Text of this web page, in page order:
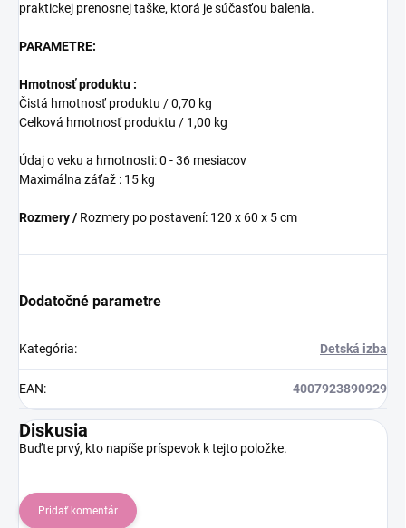
praktickej prenosnej taške, ktorá je súčasťou balenia.
PARAMETRE:
Hmotnosť produktu :
Čistá hmotnosť produktu / 0,70 kg
Celková hmotnosť produktu / 1,00 kg
Údaj o veku a hmotnosti: 0 - 36 mesiacov
Maximálna záťaž : 15 kg
Rozmery / Rozmery po postavení: 120 x 60 x 5 cm
Dodatočné parametre
Kategória: Detská izba
EAN: 4007923890929
Diskusia
Buďte prvý, kto napíše príspevok k tejto položke.
Pridať komentár